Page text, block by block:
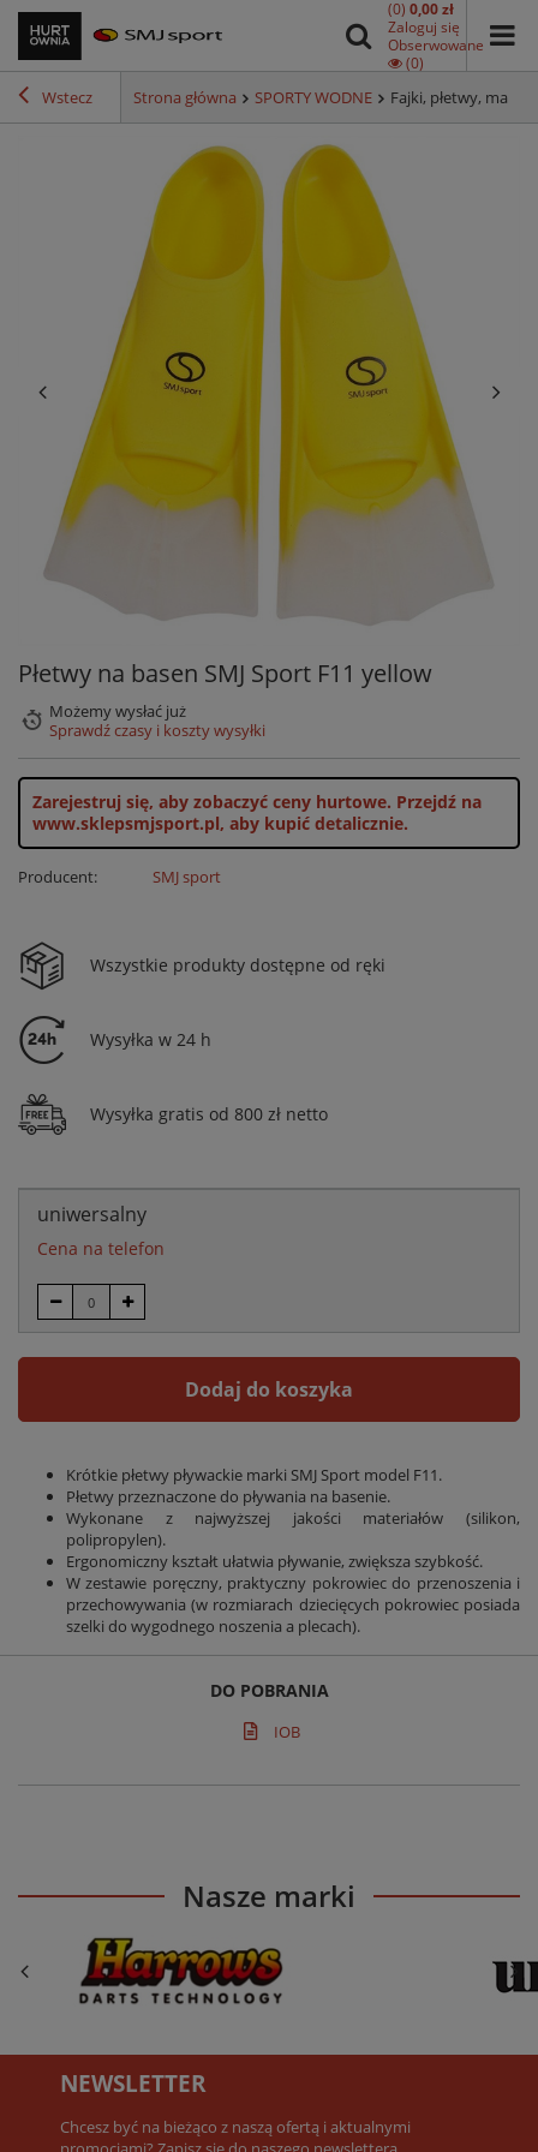
(0) 0,00 zł
Zaloguj się
Obserwowane
(0)
Wstecz Strona główna SPORTY WODNE Fajki, płetwy, maski
Płetwy na basen SMJ Sport F11 yellow
Możemy wysłać już
Sprawdź czasy i koszty wysyłki
Zarejestruj się, aby zobaczyć ceny hurtowe. Przejdź na
www.sklepsmjsport.pl, aby kupić detalicznie.
Producent: SMJ sport
Wszystkie produkty dostępne od ręki
Wysyłka w 24 h
Wysyłka gratis od 800 zł netto
uniwersalny
Cena na telefon
Dodaj do koszyka
Krótkie płetwy pływackie marki SMJ Sport model F11.
Płetwy przeznaczone do pływania na basenie.
Wykonane z najwyższej jakości materiałów (silikon,
polipropylen).
Ergonomiczny kształt ułatwia pływanie, zwiększa szybkość.
W zestawie poręczny, praktyczny pokrowiec do przenoszenia i
przechowywania (w rozmiarach dziecięcych pokrowiec posiada
szelki do wygodnego noszenia a plecach).
DO POBRANIA
IOB
Nasze marki
NEWSLETTER
Chcesz być na bieżąco z naszą ofertą i aktualnymi